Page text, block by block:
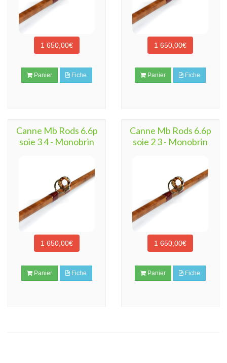
1 650,00€
Panier Fiche
1 650,00€
Panier Fiche
Canne Mb Rods 6.6p
soie 3 4 - Monobrin
1 650,00€
Panier Fiche
Canne Mb Rods 6.6p
soie 2 3 - Monobrin
1 650,00€
Panier Fiche